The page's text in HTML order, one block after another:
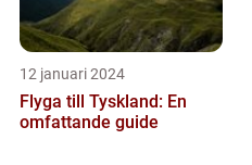
12 januari 2024
Flyga till Tyskland: En
omfattande guide